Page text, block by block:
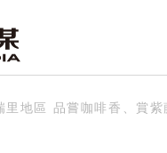
里地區 品嘗咖啡香、賞紫